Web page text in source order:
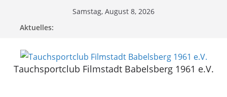
Samstag, August 8, 2026
Aktuelles:
Tauchsportclub Filmstadt Babelsberg 1961 e.V.